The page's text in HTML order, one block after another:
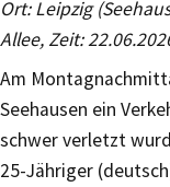
Ort: Leipzig
Allee, Zeit:
Am
Seehausen ein
schwer verletzt
25-Jähriger